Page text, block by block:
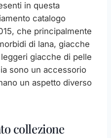
in questa
catalogo
che principalmente
di lana, giacche
giacche di pelle
sono un accessorio
un aspetto diverso
collezione